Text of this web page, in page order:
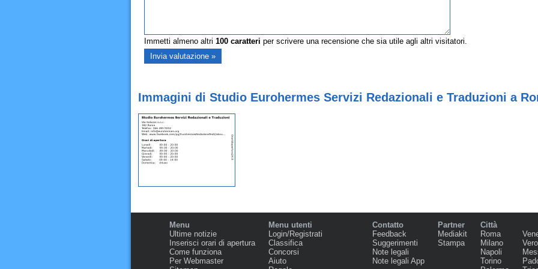
Immetti almeno altri 100caratteri per scrivere una recensione che sia utile agli altri visitatori.
Immagini di Studio Eurohermes Servizi Redazionali e Traduzioni a
Menu
Ultime notizie
Inserisci orari di apertura
Come funziona
Per Webmaster
Menu utenti
Login/Registrati
Classifica
Concorsi
Aiuto
Contatto
Feedback
Suggerimenti
Note legali
Note legali App
Partner
Mediakit
Stampa
Città
Roma
Milano
Napoli
Torino